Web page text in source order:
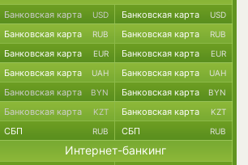
Банковская карта USD Банковская карта USD
Банковская карта RUB Банковская карта RUB
Банковская карта EUR Банковская карта EUR
Банковская карта UAH Банковская карта UAH
Банковская карта BYN Банковская карта BYN
Банковская карта KZT Банковская карта KZT
СБП RUB СБП RUB
Интернет-банкинг